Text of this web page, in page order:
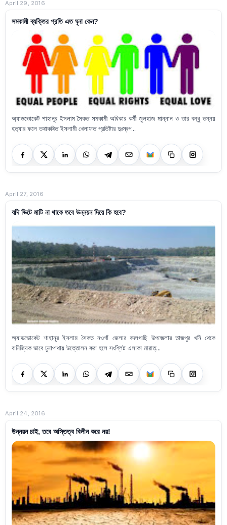
April 29, 2016
সমকামী ব্যক্তির প্রতি এত ঘৃনা কেন?
অ্যাডভোকেট শাহানূর ইসলাম সৈকত সমকামী অধিকার কর্মী জুলহাজ মান্নান ও তার বন্ধু তন্নয়
হত্যার ফলে তথাকথিত ইসলামী খেলাফত প্রতিষ্টার দুঃস্বপ...
April 27, 2016
যদি ভিটে মাটি না থাকে তবে উন্নয়ন দিয়ে কি হবে?
অ্যাডভোকেট শাহানূর ইসলাম সৈকত নওগাঁ জেলার বদলগাছি উপজেলার তাজপুর খনি থেকে
বানিজ্যিক ভাবে চুনাপাথায় উত্তোলন করা হলে সংশ্লিষ্ট এলাকা মারাত্...
April 24, 2016
উন্নয়ন চাই, তবে অস্তিত্ব বিলীন করে নয়!